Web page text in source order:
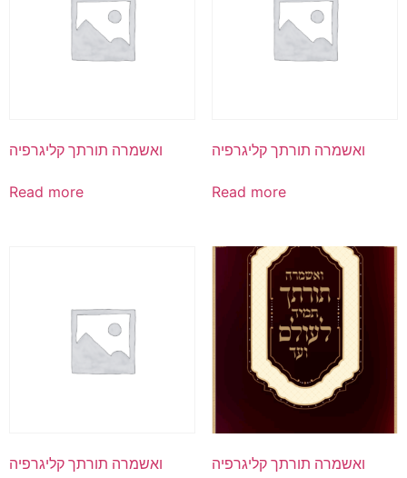
ואשמרה תורתך קליגרפיה
Read more
ואשמרה תורתך קליגרפיה
Read more
ואשמרה תורתך קליגרפיה ואשמרה תורתך קליגרפיה